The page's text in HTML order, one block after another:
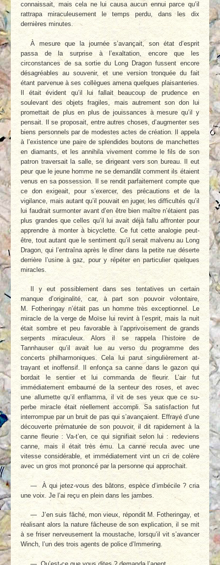
connaissait, mais cela ne lui causa aucun ennui parce qu’il
rattrapa miraculeusement le temps perdu, dans les dix
dernières minutes.
À mesure que la journée s’avançait, son état d’esprit
passa de la surprise à l’exaltation, encore que les
circonstances de sa sortie du Long Dragon fussent encore
désagréables au souvenir, et une version tronquée du fait
étant parvenue à ses collègues amena quelques plai­santeries.
Il était évident qu’il lui fallait beau­coup de prudence en
soulevant des objets fra­giles, mais autrement son don lui
promettait de plus en plus de jouissances à mesure qu’il y
pensait. Il se proposait, entre autres choses, d’augmenter ses
biens personnels par de mo­destes actes de création. Il appela
à l’existence une paire de splendides boutons de man­chettes
en diamants, et les annihila vivement comme le fils de son
patron traversait la salle, se dirigeant vers son bureau. Il eut
peur que le jeune homme ne se demandât comment ils étaient
venus en sa possession. Il se rendit parfaitement compte que
ce don exigeait, pour s’exercer, des précautions et de la
vigilance, mais autant qu’il pouvait en juger, les difficul­tés qu’il
lui faudrait surmonter avant d’en être bien maître n’étaient pas
plus grandes que celles qu’il lui avait déjà fallu affronter pour
apprendre à monter à bicyclette. Ce fut cette analogie peut-
être, tout autant que le senti­ment qu’il serait malvenu au Long
Dragon, qui l’entraîna après le dîner dans la petite rue dé­serte
derrière l’usine à gaz, pour y répéter en particulier quelques
miracles.
Il y eut possiblement dans ses tentatives un certain
manque d’originalité, car, à part son pouvoir volontaire,
M. Fotheringay n’était pas un homme très exceptionnel. Le
miracle de la verge de Moïse lui revint à l’esprit, mais la nuit
était sombre et peu favorable à l’apprivoi­sement de grands
serpents miraculeux. Alors il se rappela l’histoire de
Tannhauser qu’il avait lue au verso du programme des
concerts phil­harmoniques. Cela lui parut singulièrement at­
trayant et inoffensif. Il enfonça sa canne dans le gazon qui
bordait le sentier et lui commanda de fleurir. L’air fut
immédiatement embaumé de la senteur des roses, et avec
une allumette qu’il enflamma, il vit de ses yeux que ce su­
perbe miracle était réellement accompli. Sa satisfaction fut
interrompue par un bruit de pas qui s’avançaient. Effrayé d’une
découverte prématurée de son pouvoir, il dit rapidement à la
canne fleurie : Va-t’en, ce qui signifiait selon lui : redeviens
canne, mais il était très ému. La canne recula avec une
vitesse considérable, et immédiatement vint un cri de colère
avec un gros mot prononcé par la personne qui appro­chait.
— À qui jetez-vous des bâtons, espèce d’imbécile ? cria
une voix. Je l’ai reçu en plein dans les jambes.
— J’en suis fâché, mon vieux, répondit M. Fotheringay, et
réalisant alors la nature fâ­cheuse de son explication, il se mit
à se friser nerveusement la moustache, lorsqu’il vit s’avancer
Winch, l’un des trois agents de police d’Immering.